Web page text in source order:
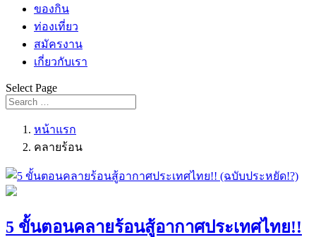
ของกิน
ท่องเที่ยว
สมัครงาน
เกี่ยวกับเรา
Select Page
หน้าแรก
คลายร้อน
5 ขั้นตอนคลายร้อนสู้อากาศประเทศไทย!!